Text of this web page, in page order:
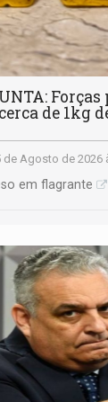
de 1kg
de Agosto de 2026
em flagrante